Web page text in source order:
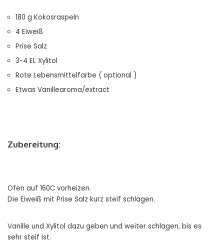
180 g Kokosraspeln
4 Eiweiß
Prise Salz
3-4 EL Xylitol
Rote Lebensmittelfarbe ( optional )
Etwas Vanillearoma/extract
Zubereitung:
Ofen auf 160C vorheizen.
Die Eiweiß mit Prise Salz kurz steif schlagen.
Vanille und Xylitol dazu geben und weiter schlagen, bis es
sehr steif ist.